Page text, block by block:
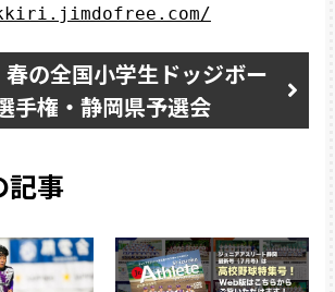
の全国小学生ドッジボー
手権・静岡県予選会
記事